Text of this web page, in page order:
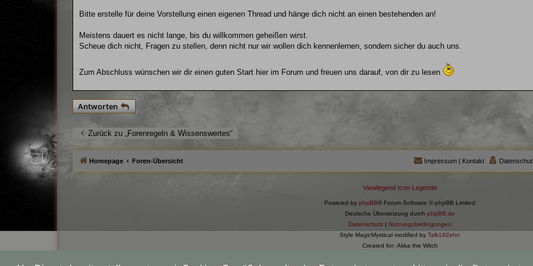
Bitte erstelle für deine Vorstellung einen eigenen Thread und hänge dich nicht an einen bestehenden an!
Meistens dauert es nicht lange, bis du willkommen geheißen wirst.
Scheue dich nicht, Fragen zu stellen, denn nicht nur wir wollen dich kennenlernen, sondern sicher du auch uns.
Zum Abschluss wünschen wir dir einen guten Start hier im Forum und freuen uns darauf, von dir zu lesen
Antworten
Zurück zu „Forenregeln & Wissenswertes“
Homepage Foren-Übersicht Impressum | Kontakt
Viewlegend Icon-Legende
Powered by phpBB® Forum Software © phpBB Limited
Deutsche Übersetzung durch phpBB.de
Datenschutz| Nutzungsbedingungen
Style MagicMystical modified by Talk19Zehn
Created for: Akka the Witch